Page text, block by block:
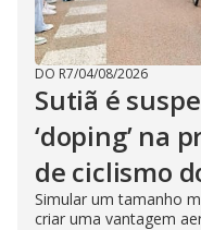
DO R7/04/08/2026
Sutiã é
‘doping’ na
de ciclismo
Simular um tamanho
criar uma vantagem